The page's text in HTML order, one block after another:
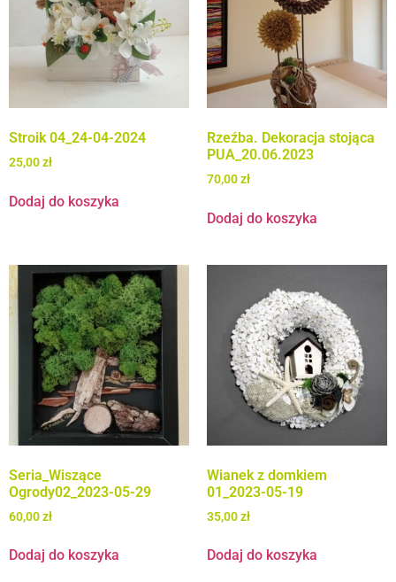
Stroik 04_24-04-2024
25,00zł
Dodaj do koszyka
Rzeźba. Dekoracja stojąca
PUA_20.06.2023
70,00zł
Dodaj do koszyka
Seria_Wiszące
Ogrody02_2023-05-29
60,00zł
Dodaj do koszyka
Wianek z domkiem
01_2023-05-19
35,00zł
Dodaj do koszyka